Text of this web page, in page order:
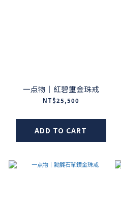
一点物｜紅碧璽金珠戒
NT$25,500
ADD TO CART